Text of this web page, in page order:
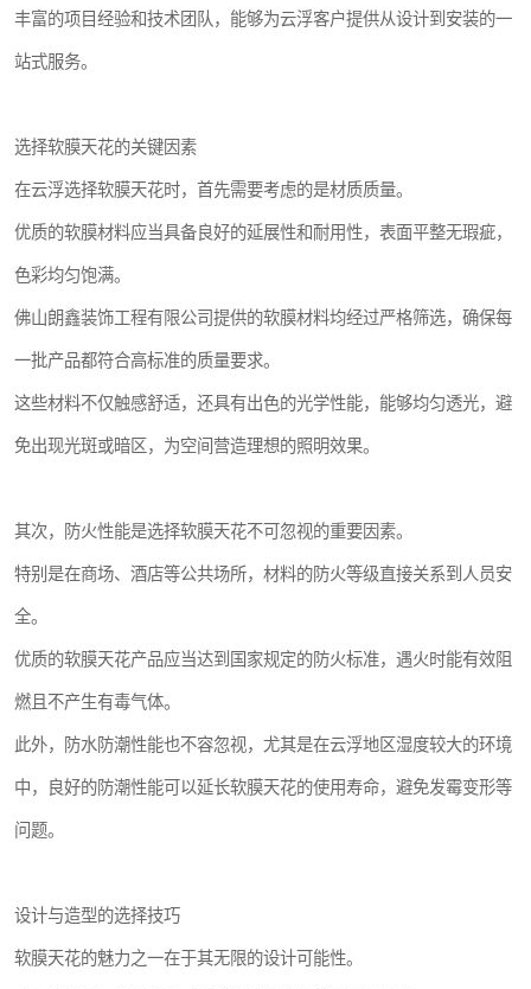
丰富的项目经验和技术团队，能够为云浮客户提供从设计到安装的一
站式服务。
选择软膜天花的关键因素
在云浮选择软膜天花时，首先需要考虑的是材质质量。
优质的软膜材料应当具备良好的延展性和耐用性，表面平整无瑕疵，
色彩均匀饱满。
佛山朗鑫装饰工程有限公司提供的软膜材料均经过严格筛选，确保每
一批产品都符合高标准的质量要求。
这些材料不仅触感舒适，还具有出色的光学性能，能够均匀透光，避
免出现光斑或暗区，为空间营造理想的照明效果。
其次，防火性能是选择软膜天花不可忽视的重要因素。
特别是在商场、酒店等公共场所，材料的防火等级直接关系到人员安
全。
优质的软膜天花产品应当达到国家规定的防火标准，遇火时能有效阻
燃且不产生有毒气体。
此外，防水防潮性能也不容忽视，尤其是在云浮地区湿度较大的环境
中，良好的防潮性能可以延长软膜天花的使用寿命，避免发霉变形等
问题。
设计与造型的选择技巧
软膜天花的魅力之一在于其无限的设计可能性。